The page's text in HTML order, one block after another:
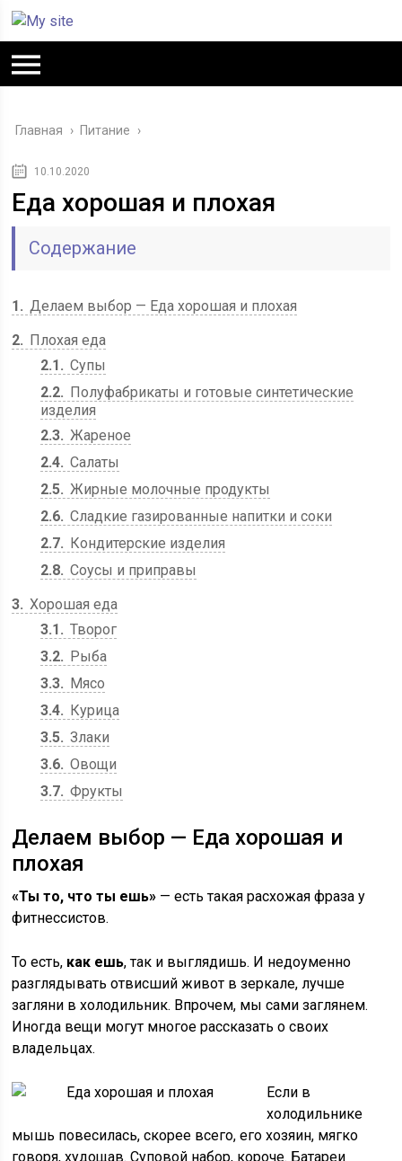
Главная › Питание ›
10.10.2020
Еда хорошая и плохая
Содержание
1
Делаем выбор — Еда хорошая и плохая
2
Плохая еда
2.1
Супы
2.2
Полуфабрикаты и готовые синтетические
изделия
2.3 Жареное
2.4 Салаты
2.5 Жирные молочные продукты
2.6 Сладкие газированные напитки и соки
2.7
Кондитерские изделия
2.8 Соусы и приправы
3 Хорошая еда
3.1
Творог
3.2
Рыба
3.3
Мясо
3.4
Курица
3.5 Злаки
3.6 Овощи
3.7 Фрукты
Делаем выбор — Еда хорошая и
плохая
«Ты то, что ты ешь» — есть такая расхожая фраза у
фитнессистов.
То есть, как ешь, так и выглядишь. И недоуменно
разглядывать отвисший живот в зеркале, лучше
загляни в холодильник. Впрочем, мы сами заглянем.
Иногда вещи могут многое рассказать о своих
владельцах.
Если в
холодильнике
мышь повесилась, скорее всего, его хозяин, мягко
говоря, худощав. Суповой набор, короче. Батареи